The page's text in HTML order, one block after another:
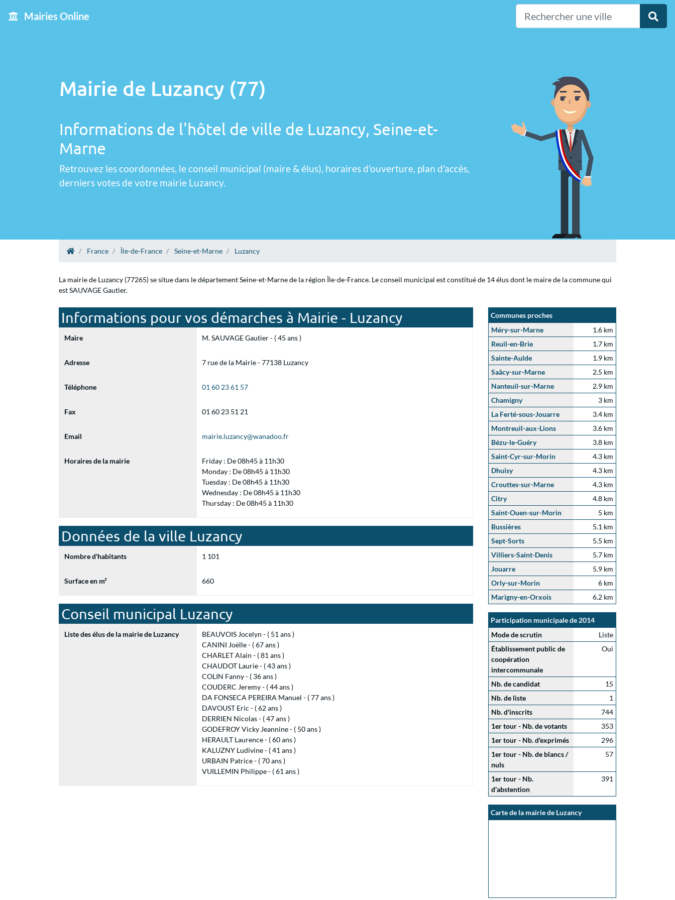
Mairies Online
Mairie de Luzancy (77)
Informations de l'hôtel de ville de Luzancy, Seine-et-
Marne
Retrouvez les coordonnées, le conseil municipal (maire & élus), horaires d'ouverture, plan d'accès,
derniers votes de votre mairie Luzancy.
France Île-de-France Seine-et-Marne Luzancy
La mairie de Luzancy (77265) se situe dans le département Seine-et-Marne de la région Île-de-France. Le conseil municipal est constitué de 14 élus dont le maire de la commune qui
est SAUVAGE Gautier.
Informations pour vos démarches à Mairie - Luzancy
Maire M. SAUVAGE Gautier - ( 45 ans )
Adresse 7 rue de la Mairie - 77138 Luzancy
Téléphone 01 60 23 61 57
Fax 01 60 23 51 21
Email mairie.luzancy@wanadoo.fr
Horaires de la mairie
Friday : De 08h45 à 11h30
Monday : De 08h45 à 11h30
Tuesday : De 08h45 à 11h30
Wednesday : De 08h45 à 11h30
Thursday : De 08h45 à 11h30
Données de la ville Luzancy
Nombre d'habitants 1 101
Surface en m² 660
Conseil municipal Luzancy
Liste des élus de la mairie de Luzancy
BEAUVOIS Jocelyn - ( 51 ans )
CANINI Joëlle - ( 67 ans )
CHARLET Alain - ( 81 ans )
CHAUDOT Laurie - ( 43 ans )
COLIN Fanny - ( 36 ans )
COUDERC Jeremy - ( 44 ans )
DA FONSECA PEREIRA Manuel - ( 77 ans )
DAVOUST Eric - ( 62 ans )
DERRIEN Nicolas - ( 47 ans )
GODEFROY Vicky Jeannine - ( 50 ans )
HERAULT Laurence - ( 60 ans )
KALUZNY Ludivine - ( 41 ans )
URBAIN Patrice - ( 70 ans )
VUILLEMIN Philippe - ( 61 ans )
Communes proches
Méry-sur-Marne
1.6 km
Reuil-en-Brie
1.7 km
Sainte-Aulde
1.9 km
Saâcy-sur-Marne
2.5 km
Nanteuil-sur-Marne
2.9 km
Chamigny
3 km
La Ferté-sous-Jouarre
3.4 km
Montreuil-aux-Lions
3.6 km
Bézu-le-Guéry
3.8 km
Saint-Cyr-sur-Morin
4.3 km
Dhuisy
4.3 km
Crouttes-sur-Marne
4.3 km
Citry
4.8 km
Saint-Ouen-sur-Morin
5 km
Bussières
5.1 km
Sept-Sorts
5.5 km
Villiers-Saint-Denis
5.7 km
Jouarre
5.9 km
Orly-sur-Morin
6 km
Marigny-en-Orxois
6.2 km
Participation municipale de 2014
Mode de scrutin
Liste
Établissement public de
coopération
intercommunale
Oui
Nb. de candidat
15
Nb. de liste
1
Nb. d'inscrits
744
1er tour - Nb. de votants
353
1er tour - Nb. d'exprimés
296
1er tour - Nb. de blancs /
nuls
57
1er tour - Nb.
d'abstention
391
Carte de la mairie de Luzancy